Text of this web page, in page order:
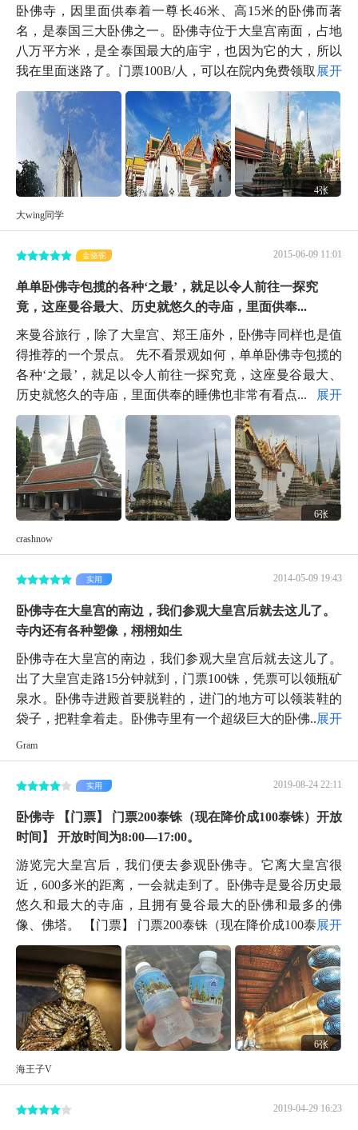
卧佛寺，因里面供奉着一尊长46米、高15米的卧佛而著
名，是泰国三大卧佛之一。卧佛寺位于大皇宫南面，占地
八万平方米，是全泰国最大的庙宇，也因为它的大，所以
我在里面迷路了。门票100B/人，可以在院内免费领取一...
展开
4张
大wing同学
2015-06-09 11:01
金骆驼
单单卧佛寺包揽的各种‘之最’，就足以令人前往一探究
竟，这座曼谷最大、历史就悠久的寺庙，里面供奉...
来曼谷旅行，除了大皇宫、郑王庙外，卧佛寺同样也是值
得推荐的一个景点。 先不看景观如何，单单卧佛寺包揽的
各种‘之最’，就足以令人前往一探究竟，这座曼谷最大、
历史就悠久的寺庙，里面供奉的睡佛也非常有看点...
展开
6张
crashnow
2014-05-09 19:43
实用
卧佛寺在大皇宫的南边，我们参观大皇宫后就去这儿了。
寺内还有各种塑像，栩栩如生
卧佛寺在大皇宫的南边，我们参观大皇宫后就去这儿了。
出了大皇宫走路15分钟就到，门票100铢，凭票可以领瓶矿
泉水。卧佛寺进殿首要脱鞋的，进门的地方可以领装鞋的
袋子，把鞋拿着走。卧佛寺里有一个超级巨大的卧佛...展开
Gram
2019-08-24 22:11
实用
卧佛寺 【门票】 门票200泰铢（现在降价成100泰铢）开放
时间】 开放时间为8:00—17:00。
游览完大皇宫后，我们便去参观卧佛寺。它离大皇宫很
近，600多米的距离，一会就走到了。卧佛寺是曼谷历史最
悠久和最大的寺庙，且拥有曼谷最大的卧佛和最多的佛
像、佛塔。 【门票】 门票200泰铢（现在降价成100泰铢...
展开
6张
海王子V
2019-04-29 16:23